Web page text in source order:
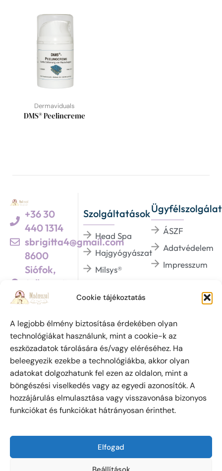
Cookie tájékoztatás
A legjobb élmény biztosítása érdekében olyan
technológiákat használunk, mint a cookie-k az
eszközadatok tárolására és/vagy eléréséhez. Ha
beleegyezik ezekbe a technológiákba, akkor olyan
adatokat dolgozhatunk fel ezen az oldalon, mint a
böngészési viselkedés vagy az egyedi azonosítók. A
hozzájárulás elmulasztása vagy visszavonása bizonyos
funkciókat és funkciókat hátrányosan érinthet.
Elfogad
Dermaviduals
DMS® Peelincreme
+36 30
440 1314
sbrigitta4@gmail.com
8600
Siófok,
Szűcs u. 5.
/Üzletek háza 1.
emeletén/
Szolgáltatások
Head Spa
Hajgyógyászat
Milsys®
BHSYS®
Ügyfélszolgálat
ÁSZF
Adatvédelem
Impresszum
Szabadalmi védjegy oltalom alatt áll. (azonosító
szám: 223 798) Az oldalon megjelent írásokat és
fényképeket a szerzői jogról szóló 1999. évi LXXVI.
törvény értelmében Csanádyné Soós Brigitta
személyes engedélye nélkül máshol közzétenni tilos.
sorát tüntetik fel, majd a folytatásért az oldalra
kattintva jut el az olvasó!
Madmazel Holistic Beauty © 2026 Minden jog